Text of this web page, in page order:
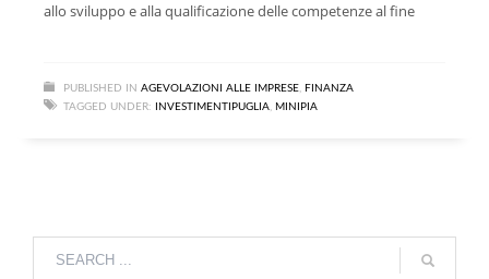
allo sviluppo e alla qualificazione delle competenze al fine
PUBLISHED IN AGEVOLAZIONI ALLE IMPRESE, FINANZA
TAGGED UNDER:
INVESTIMENTIPUGLIA, MINIPIA